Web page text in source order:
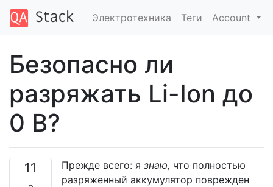
Электротехника Теги Account
Безопасно ли
разряжать Li-Ion до
0 В?
11 Прежде всего: я знаю, что полностью
разряженный аккумулятор поврежден